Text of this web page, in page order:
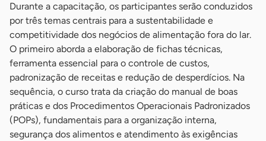
Durante a capacitação, os participantes serão conduzidos
por três temas centrais para a sustentabilidade e
competitividade dos negócios de alimentação fora do lar.
O primeiro aborda a elaboração de fichas técnicas,
ferramenta essencial para o controle de custos,
padronização de receitas e redução de desperdícios. Na
sequência, o curso trata da criação do manual de boas
práticas e dos Procedimentos Operacionais Padronizados
(POPs), fundamentais para a organização interna,
segurança dos alimentos e atendimento às exigências